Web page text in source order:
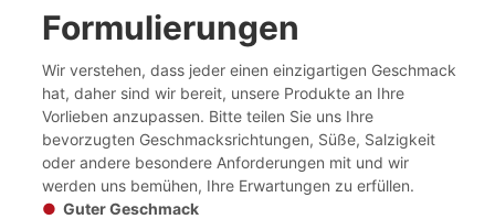
Formulierungen
Wir verstehen, dass jeder einen einzigartigen Geschmack
hat, daher sind wir bereit, unsere Produkte an Ihre
Vorlieben anzupassen. Bitte teilen Sie uns Ihre
bevorzugten Geschmacksrichtungen, Süße, Salzigkeit
oder andere besondere Anforderungen mit und wir
werden uns bemühen, Ihre Erwartungen zu erfüllen.
● Guter Geschmack